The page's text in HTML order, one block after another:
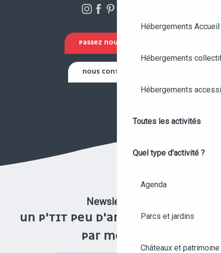
Hébergements
Hébergements
Hébergements
Toutes les activités
Quel type d'activité ?
Agenda
Parcs et jardins
Châteaux et patrimoine
PASSEZ NOUS VOIR !
NOUS CONTACTER
Newsletter
UN P'TIT PEU D'ANGERS UNE FOIS
PAR MOIS !